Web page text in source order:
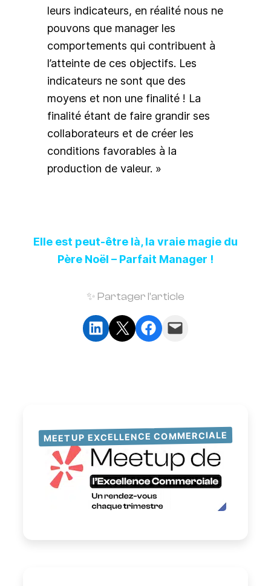
leurs indicateurs, en réalité nous ne
pouvons que manager les
comportements qui contribuent à
l’atteinte de ces objectifs. Les
indicateurs ne sont que des
moyens et non une finalité ! La
finalité étant de faire grandir ses
collaborateurs et de créer les
conditions favorables à la
production de valeur. »
Elle est peut-être là, la vraie magie du
Père Noël – Parfait Manager !
✨ Partager l’article
Partager sur LinkedIn Partager sur X Partager sur Facebook Envoyer cette page par e-mail
MEETUP EXCELLENCE COMMERCIALE